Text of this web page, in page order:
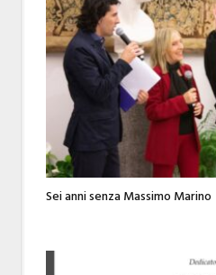
Sei anni senza Massimo Marino